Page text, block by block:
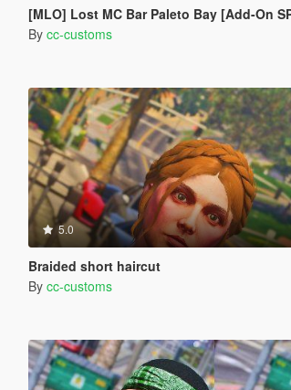
[MLO] Lost MC Bar Paleto Bay [Add-On SP /
By cc-customs
5.0
Braided short haircut
By cc-customs